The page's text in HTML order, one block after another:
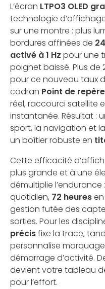
L’écran LTPO3 OLED
technologie
sur une montre : plus
bordures affinées de
activé à 1 Hz pour une
poignet baissé. Plus
pour ce nouveau taux
cadran Point de repère
réel, raccourci satellite
instantanée. Résultat :
sport, la navigation et
un boîtier robuste en
Cette efficacité
plus grande et à une
démultiplie l’endurance
quotidien, 72 heures
gestion futée des
sorties. Pour les
précisfixe la trace,
personnalise
démarrage d’activité.
devient votre tableau
pour l’effort.